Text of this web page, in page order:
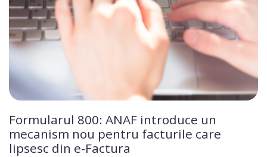
Formularul 800: ANAF introduce un
mecanism nou pentru facturile care
lipsesc din e-Factura